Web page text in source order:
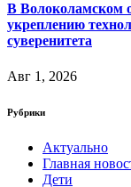
В Волоколамском
укреплению
суверенитета
Авг 1, 2026
Рубрики
Актуально
Главная
Дети